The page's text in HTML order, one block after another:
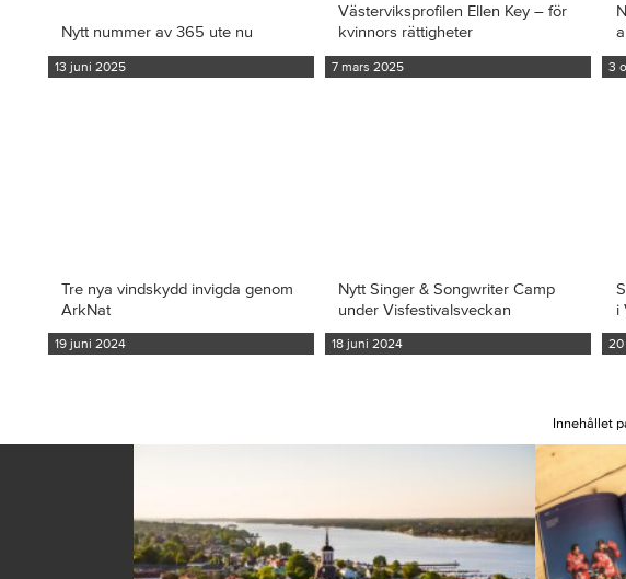
Nytt nummer av 365 ute nu
13 juni 2025
Västerviksprofilen Ellen Key – för
kvinnors rättigheter
7 mars 2025 3
Tre nya vindskydd invigda genom
ArkNat
19 juni 2024
Nytt Singer & Songwriter Camp
under Visfestivalsveckan
18 juni 2024
i
20
Innehållet